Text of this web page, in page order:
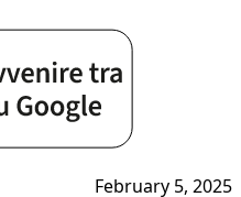
February 5, 2025